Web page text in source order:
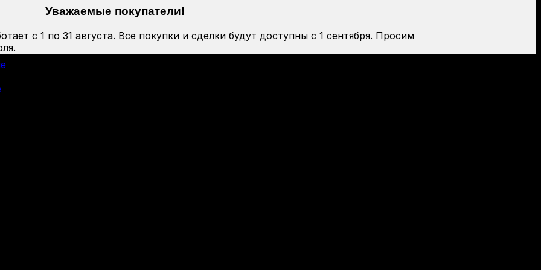
Уважаемые покупатели!
с 1 по 31 августа. Все покупки и сделки будут доступны с 1 сентября. Просим